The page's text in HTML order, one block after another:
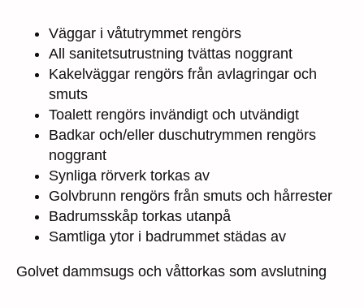
Väggar i våtutrymmet rengörs
All sanitetsutrustning tvättas noggrant
Kakelväggar rengörs från avlagringar och
smuts
Toalett rengörs invändigt och utvändigt
Badkar och/eller duschutrymmen rengörs
noggrant
Synliga rörverk torkas av
Golvbrunn rengörs från smuts och hårrester
Badrumsskåp torkas utanpå
Samtliga ytor i badrummet städas av
Golvet dammsugs och våttorkas som avslutning